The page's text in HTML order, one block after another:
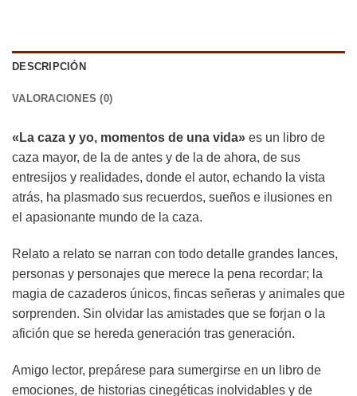
DESCRIPCIÓN
VALORACIONES (0)
«La caza y yo, momentos de una vida» es un libro de
caza mayor, de la de antes y de la de ahora, de sus
entresijos y realidades, donde el autor, echando la vista
atrás, ha plasmado sus recuerdos, sueños e ilusiones en
el apasionante mundo de la caza.
Relato a relato se narran con todo detalle grandes lances,
personas y personajes que merece la pena recordar; la
magia de cazaderos únicos, fincas señeras y animales que
sorprenden. Sin olvidar las amistades que se forjan o la
afición que se hereda generación tras generación.
Amigo lector, prepárese para sumergirse en un libro de
emociones, de historias cinegéticas inolvidables y de